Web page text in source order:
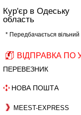
Кур'єр в Одеську
область
* Передбачається вільний
ВІДПРАВКА ПО
ПЕРЕВЕЗНИК
НОВА ПОШТА
MEEST-EXPRESS